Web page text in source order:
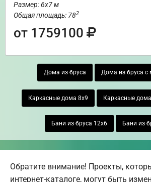
Размер: 6х7 м
Общая площадь: 782
от 1759100
Дома из бруса Дома из бруса с
Каркасные дома 8х9 Каркасные
Бани из бруса 12х6 Бани из
Обратите внимание! Проекты,
интернет-каталоге, могут быть